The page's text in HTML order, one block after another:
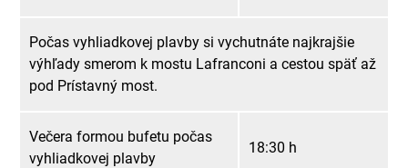
Počas vyhliadkovej plavby si vychutnáte najkrajšie
výhľady smerom k mostu Lafranconi a cestou späť až
pod Prístavný most.
Večera formou bufetu počas
vyhliadkovej plavby
18:30 h